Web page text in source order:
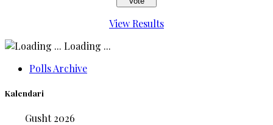
View Results
Loading ...
Polls Archive
Kalendari
Gusht 2026